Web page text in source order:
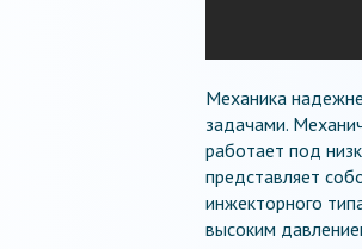
Механика
задачами.
работает под
представляет
инжекторного
высоким